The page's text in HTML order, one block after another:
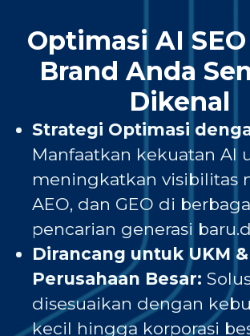
Optimasi AI
Brand Anda
Dikenal
Strategi Optimasi
Manfaatkan kekuatan AI
meningkatkan visibilitas
AEO, dan GEO di
pencarian generasi
Dirancang untuk UKM &
Perusahaan Besar:
disesuaikan dengan
kecil hingga korporasi